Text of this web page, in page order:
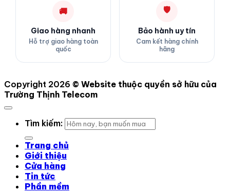
🚚
Giao hàng nhanh
Hỗ trợ giao hàng toàn
quốc
🛡
Bảo hành uy tín
Cam kết hàng chính
hãng
Copyright 2026 © Website thuộc quyền sở hữu của
Trường Thịnh Telecom
Tìm kiếm:
Trang chủ
Giới thiệu
Cửa hàng
Tin tức
Phần mềm